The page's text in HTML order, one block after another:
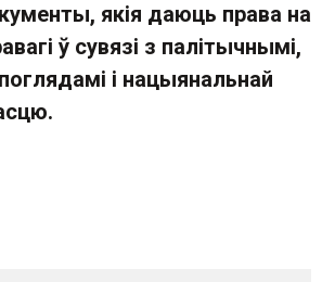
якія даюць права на
ў сувязі з палітычнымі,
і нацыянальнай